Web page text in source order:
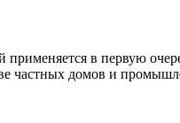
в первую
частных домов и